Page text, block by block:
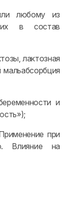
любому из
в состав
лактозная
мальабсорбция
и
при
Влияние на